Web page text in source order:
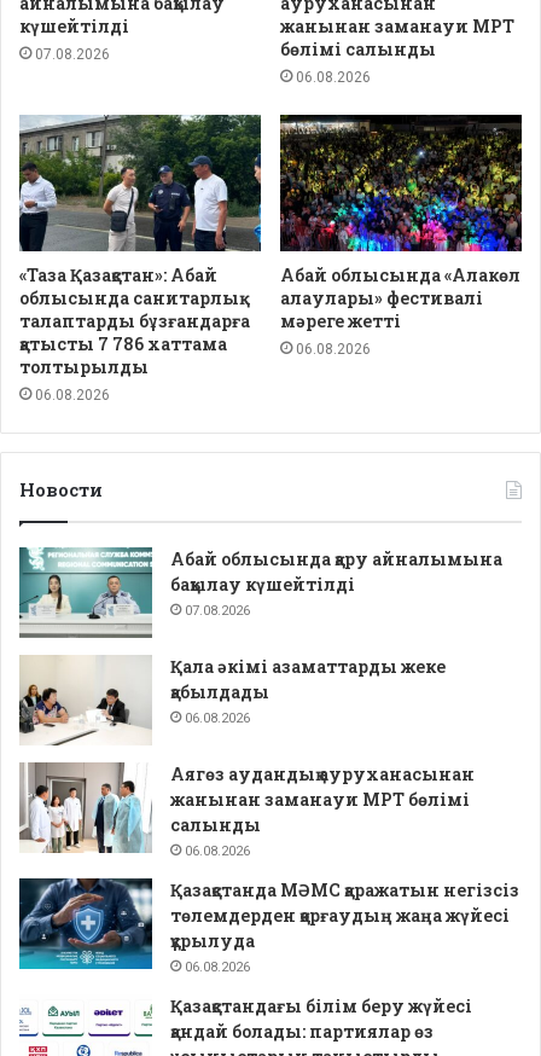
күшейтілді
07.08.2026
жанынан заманауи МРТ
бөлімі салынды
06.08.2026
«Таза Қазақстан»: Абай
облысында санитарлық
талаптарды бұзғандарға
қатысты 7 786 хаттама
толтырылды
06.08.2026
Абай облысында «Алакөл
алаулары» фестивалі
мәреге жетті
06.08.2026
Новости
Абай облысында қару айналымына
бақылау күшейтілді
07.08.2026
Қала әкімі азаматтарды жеке
қабылдады
06.08.2026
Аягөз аудандық ауруханасынан
жанынан заманауи МРТ бөлімі
салынды
06.08.2026
Қазақстанда МӘМС қаражатын негізсіз
төлемдерден қорғаудың жаңа жүйесі
құрылуда
06.08.2026
Қазақстандағы білім беру жүйесі
қандай болады: партиялар өз